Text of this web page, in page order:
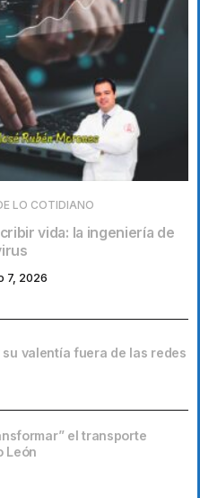
LO COTIDIANO
vida: la ingeniería de
7, 2026
su valentía fuera de las redes
el transporte
León